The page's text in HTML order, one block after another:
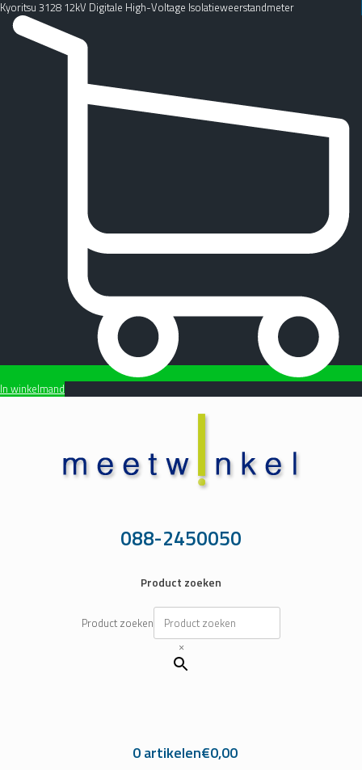
Kyoritsu 3128 12kV Digitale High-Voltage Isolatieweerstandmeter
In winkelmand
088-2450050
Product zoeken
Product zoeken
×
0 artikelen€0,00